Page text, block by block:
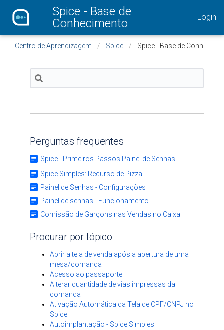
Spice - Base de
Conhecimento
Login
Centro de Aprendizagem Spice Spice - Base de Conhecimento
Perguntas frequentes
Spice - Primeiros Passos Painel de Senhas
Spice Simples: Recurso de Pizza
Painel de Senhas - Configurações
Painel de senhas - Funcionamento
Comissão de Garçons nas Vendas no Caixa
Procurar por tópico
Abrir a tela de venda após a abertura de uma
mesa/comanda
Acesso ao passaporte
Alterar quantidade de vias impressas da
comanda
Ativação Automática da Tela de CPF/CNPJ no
Spice
Autoimplantação - Spice Simples